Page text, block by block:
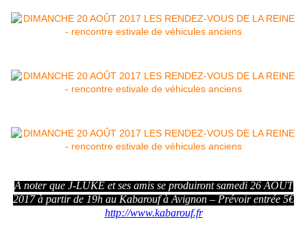
A noter que J-LUKE et ses amis se produiront samedi 26 AOÛT
2017 à partir de 19h au Kabarouf à Avignon – Prévoir entrée 5€
http://www.kabarouf.fr